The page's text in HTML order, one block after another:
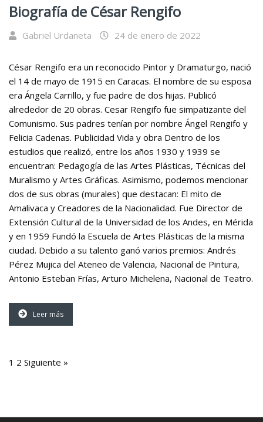
Biografía de César Rengifo
Gabriel Urdaneta 24 de enero de 2022
César Rengifo era un reconocido Pintor y Dramaturgo, nació
el 14 de mayo de 1915 en Caracas. El nombre de su esposa
era Ángela Carrillo, y fue padre de dos hijas. Publicó
alrededor de 20 obras. Cesar Rengifo fue simpatizante del
Comunismo. Sus padres tenían por nombre Ángel Rengifo y
Felicia Cadenas. Publicidad Vida y obra Dentro de los
estudios que realizó, entre los años 1930 y 1939 se
encuentran: Pedagogía de las Artes Plásticas, Técnicas del
Muralismo y Artes Gráficas. Asimismo, podemos mencionar
dos de sus obras (murales) que destacan: El mito de
Amalivaca y Creadores de la Nacionalidad. Fue Director de
Extensión Cultural de la Universidad de los Andes, en Mérida
y en 1959 Fundó la Escuela de Artes Plásticas de la misma
ciudad. Debido a su talento ganó varios premios: Andrés
Pérez Mujica del Ateneo de Valencia, Nacional de Pintura,
Antonio Esteban Frías, Arturo Michelena, Nacional de Teatro.
Leer más
1 2 Siguiente »